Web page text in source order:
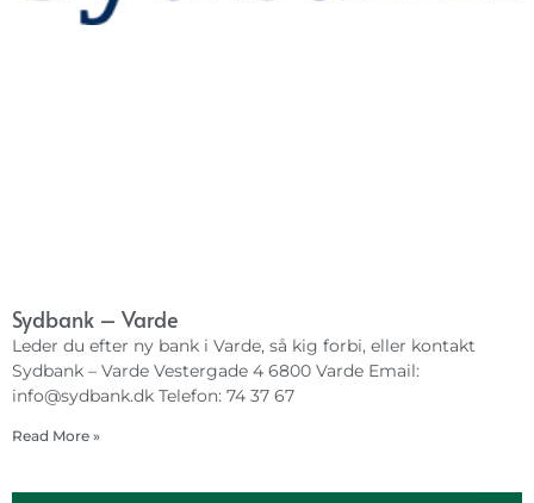
Sydbank – Varde
Leder du efter ny bank i Varde, så kig forbi, eller kontakt
Sydbank – Varde Vestergade 4 6800 Varde Email:
info@sydbank.dk Telefon: 74 37 67
Read More »